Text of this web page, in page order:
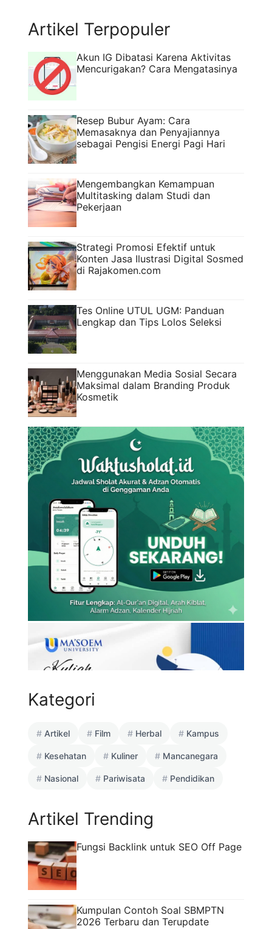
Artikel Terpopuler
Akun IG Dibatasi Karena Aktivitas
Mencurigakan? Cara Mengatasinya
Resep Bubur Ayam: Cara
Memasaknya dan Penyajiannya
sebagai Pengisi Energi Pagi Hari
Mengembangkan Kemampuan
Multitasking dalam Studi dan
Pekerjaan
Strategi Promosi Efektif untuk
Konten Jasa Ilustrasi Digital Sosmed
di Rajakomen.com
Tes Online UTUL UGM: Panduan
Lengkap dan Tips Lolos Seleksi
Menggunakan Media Sosial Secara
Maksimal dalam Branding Produk
Kosmetik
Kategori
Artikel Film Herbal Kampus
Kesehatan Kuliner Mancanegara
Nasional Pariwisata Pendidikan
Artikel Trending
Fungsi Backlink untuk SEO Off Page
Kumpulan Contoh Soal SBMPTN
2026 Terbaru dan Terupdate